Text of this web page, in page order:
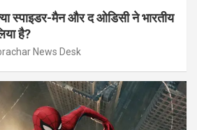
स्पाइडर-मैन और द ओडिसी ने भारतीय
है?
News Desk